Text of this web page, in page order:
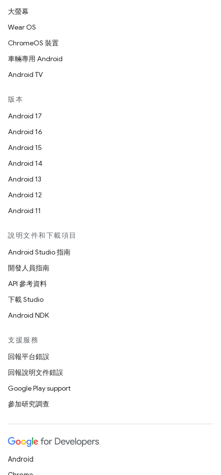
大螢幕
Wear OS
ChromeOS 裝置
車輛專用 Android
Android TV
版本
Android 17
Android 16
Android 15
Android 14
Android 13
Android 12
Android 11
說明文件和下載項目
Android Studio 指南
開發人員指南
API 參考資料
下載 Studio
Android NDK
支援服務
回報平台錯誤
回報說明文件錯誤
Google Play support
參加研究調查
Android